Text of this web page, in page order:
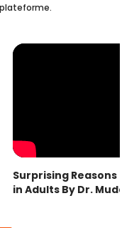
Surprising Reasons
in Adults By Dr.